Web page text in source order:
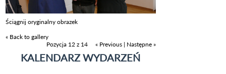
Ściągnij oryginalny obrazek
« Back to gallery
Pozycja 12 z 14
« Previous | Następne »
KALENDARZ WYDARZEŃ